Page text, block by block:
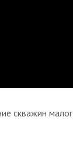
скважин